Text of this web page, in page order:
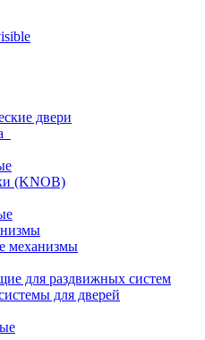
двери
(KNOB)
механизмы
для раздвижных систем
для дверей